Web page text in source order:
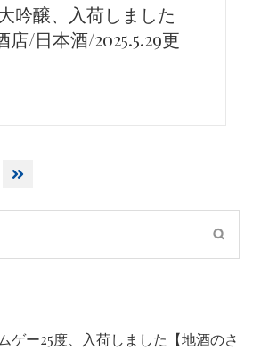
吟醸、入荷しました
店/日本酒/2025.5.29更
ゲー25度、入荷しました【地酒のさ